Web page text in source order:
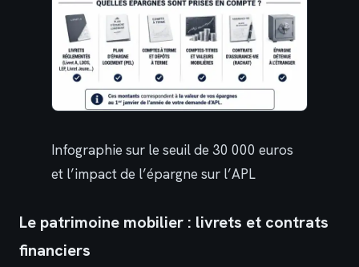
Infographie sur le seuil de 30 000 euros
et l’impact de l’épargne sur l’APL
Le patrimoine mobilier : livrets et contrats
financiers